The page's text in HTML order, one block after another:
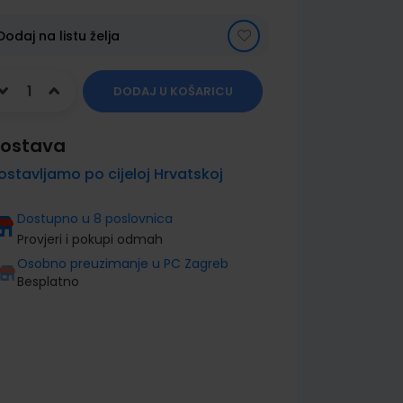
na listu želja
DODAJ U KOŠARICU
po cijeloj Hrvatskoj
Dostupno u 8 poslovnica
Provjeri i pokupi odmah
Osobno preuzimanje u PC Zagreb
Besplatno